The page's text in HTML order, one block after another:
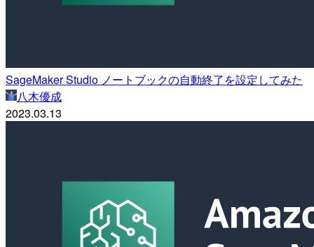
SageMaker Studio ノートブックの自動終了を設定してみた
八木優成
2023.03.13